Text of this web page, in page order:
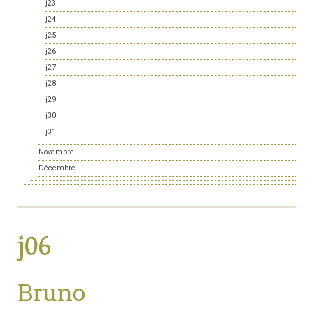
j23
j24
j25
j26
j27
j28
j29
j30
j31
Novembre
Décembre
j06
Bruno